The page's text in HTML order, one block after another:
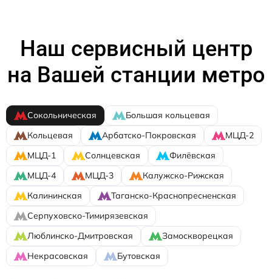
Наш сервисный центр
на Вашей станции метро
Сокольническая
Большая кольцевая
Кольцевая
Арбатско-Покровская
МЦД-2
МЦД-1
Солнцевская
Филёвская
МЦД-4
МЦД-3
Калужско-Рижская
Калининская
Таганско-Краснопресненская
Серпуховско-Тимирязевская
Люблинско-Дмитровская
Замоскворецкая
Некрасовская
Бутовская